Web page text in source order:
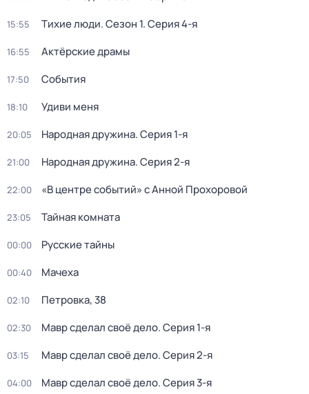
15:55 Тихие люди. Сезон 1. Серия 4-я
16:55 Актёрские драмы
17:50 События
18:10 Удиви меня
20:05 Народная дружина. Серия 1-я
21:00 Народная дружина. Серия 2-я
22:00 «В центре событий» с Анной Прохоровой
23:05 Тайная комната
00:00 Русские тайны
00:40 Мачеха
02:10 Петровка, 38
02:30 Мавр сделал своё дело. Серия 1-я
03:15 Мавр сделал своё дело. Серия 2-я
04:00 Мавр сделал своё дело. Серия 3-я